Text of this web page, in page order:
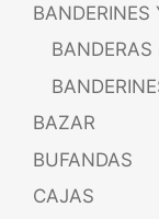
BANDERINES
BANDERAS
BAZAR
BUFANDAS
CAJAS